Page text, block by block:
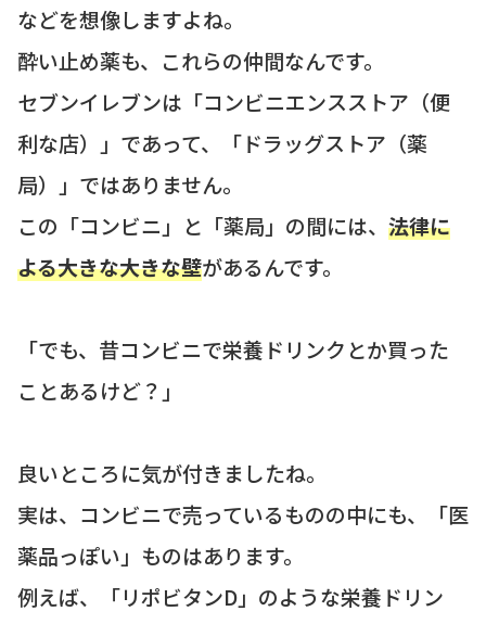
などを想像しますよね。
酔い止め薬も、これらの仲間なんです。
セブンイレブンは「コンビニエンスストア（便
利な店）」であって、「ドラッグストア（薬
局）」ではありません。
この「コンビニ」と「薬局」の間には、 法律に
よる大きな大きな壁があるんです。
「でも、昔コンビニで栄養ドリンクとか買った
ことあるけど？」
良いところに気が付きましたね。
実は、コンビニで売っているものの中にも、「医
薬品っぽい」ものはあります。
例えば、「リポビタンD」のような栄養ドリン